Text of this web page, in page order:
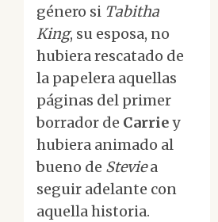
género si Tabitha
King, su esposa, no
hubiera rescatado de
la papelera aquellas
páginas del primer
borrador de Carriey
hubiera animado al
bueno de Steviea
seguir adelante con
aquella historia.